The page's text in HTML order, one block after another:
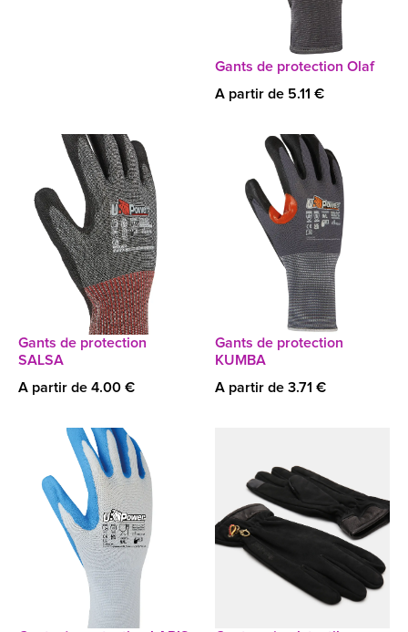
Gants de protection Olaf
A partir de 5.11 €
Gants de protection
SALSA
A partir de 4.00 €
Gants de protection
KUMBA
A partir de 3.71 €